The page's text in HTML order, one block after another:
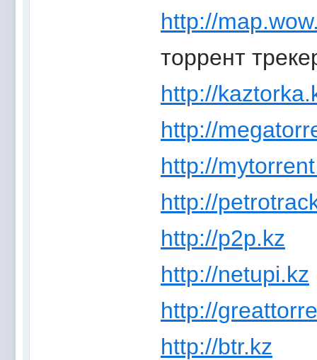
http://
торрент
http://
http://
http://
http://
http://p2p.kz
http://netupi.kz
http://
http://btr.kz